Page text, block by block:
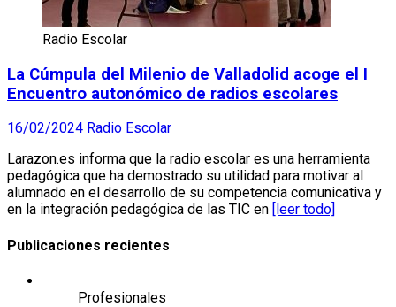
Radio Escolar
La Cúmpula del Milenio de Valladolid acoge el I
Encuentro autonómico de radios escolares
16/02/2024 Radio Escolar
Larazon.es informa que la radio escolar es una herramienta
pedagógica que ha demostrado su utilidad para motivar al
alumnado en el desarrollo de su competencia comunicativa y
en la integración pedagógica de las TIC en
[leer todo]
Publicaciones recientes
Profesionales